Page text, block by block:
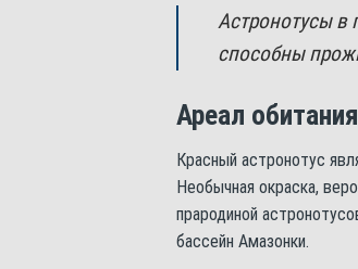
Астронотусы в
способны
Ареал обитания
Красный астронотус
Необычная окраска,
прародиной
бассейн Амазонки.